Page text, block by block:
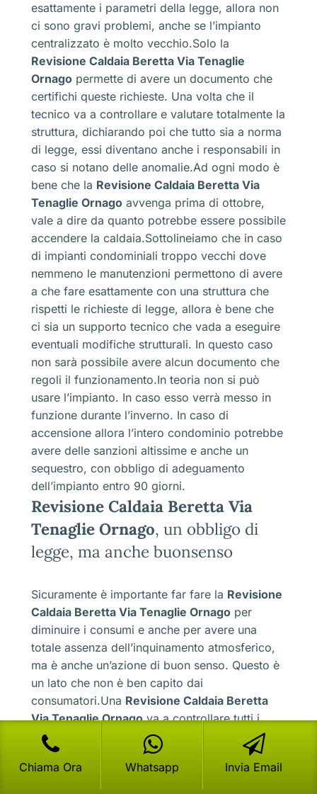
esattamente i parametri della legge, allora non
ci sono gravi problemi, anche se l’impianto
centralizzato è molto vecchio.Solo la
Revisione Caldaia Beretta Via Tenaglie
Ornago permette di avere un documento che
certifichi queste richieste. Una volta che il
tecnico va a controllare e valutare totalmente la
struttura, dichiarando poi che tutto sia a norma
di legge, essi diventano anche i responsabili in
caso si notano delle anomalie.Ad ogni modo è
bene che la Revisione Caldaia Beretta Via
Tenaglie Ornago avvenga prima di ottobre,
vale a dire da quanto potrebbe essere possibile
accendere la caldaia.Sottolineiamo che in caso
di impianti condominiali troppo vecchi dove
nemmeno le manutenzioni permettono di avere
a che fare esattamente con una struttura che
rispetti le richieste di legge, allora è bene che
ci sia un supporto tecnico che vada a eseguire
eventuali modifiche strutturali. In questo caso
non sarà possibile avere alcun documento che
regoli il funzionamento.In teoria non si può
usare l’impianto. In caso esso verrà messo in
funzione durante l’inverno. In caso di
accensione allora l’intero condominio potrebbe
avere delle sanzioni altissime e anche un
sequestro, con obbligo di adeguamento
dell’impianto entro 90 giorni.
Revisione Caldaia Beretta Via
Tenaglie Ornago, un obbligo di
legge, ma anche buonsenso
Sicuramente è importante far fare la Revisione
Caldaia Beretta Via Tenaglie Ornago per
diminuire i consumi e anche per avere una
totale assenza dell’inquinamento atmosferico,
ma è anche un’azione di buon senso. Questo è
un lato che non è ben capito dai
consumatori.Una Revisione Caldaia Beretta
Via Tenaglie Ornagova a controllare tutti i
componenti interni e anche il meccanismo, ma
anche e soprattutto quale sia l’intensità della
fiamma, della combustione e del blocco di
sicurezza.Questo è un meccanismo
Chiama Ora Whatsapp Invia Email